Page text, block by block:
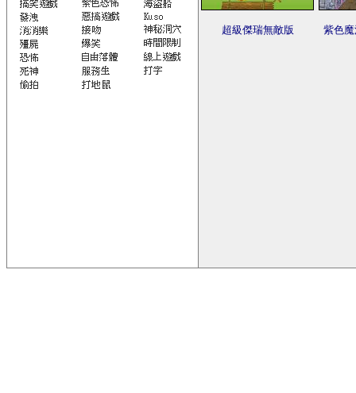
超級傑瑞無敵版 紫色